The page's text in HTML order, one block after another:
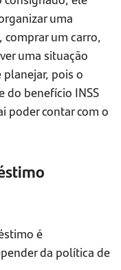
uma
comprar um carro,
uma situação
pois o
do benefício INSS
poder contar com o
é
da política de